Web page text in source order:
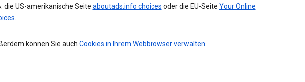
die US-amerikanische Seite aboutads.info choices oder die EU-Seite Your Online
.
können Sie auch Cookies in Ihrem Webbrowser verwalten.